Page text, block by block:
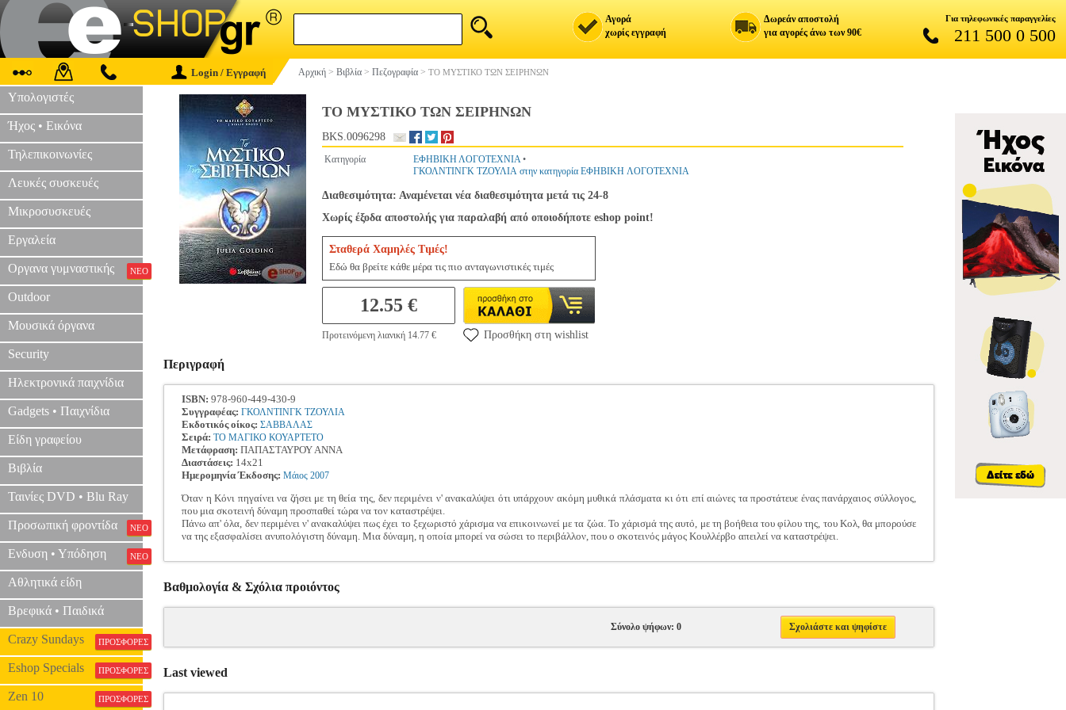
Αγορά
χωρίς εγγραφή
Δωρεάν αποστολή
για αγορές άνω των 90€
Για τηλεφωνικές παραγγελίες
211 500 0 500
Login / Εγγραφή Αρχική > Βιβλία > Πεζογραφία > ΤΟ ΜΥΣΤΙΚΟ ΤΩΝ ΣΕΙΡΗΝΩΝ
Υπολογιστές
Ήχος • Εικόνα
Τηλεπικοινωνίες
Λευκές συσκευές
Μικροσυσκευές
Εργαλεία
Οργανα γυμναστικής ΝΕΟ
Outdoor
Μουσικά όργανα
Security
Ηλεκτρονικά παιχνίδια
Gadgets • Παιχνίδια
Είδη γραφείου
Βιβλία
Ταινίες DVD • Blu Ray
Προσωπική φροντίδα ΝΕΟ
Ενδυση • Υπόδηση ΝΕΟ
Αθλητικά είδη
Βρεφικά • Παιδικά
Crazy Sundays ΠΡΟΣΦΟΡΕΣ
Eshop Specials ΠΡΟΣΦΟΡΕΣ
Zen 10 ΠΡΟΣΦΟΡΕΣ
ΤΟ ΜΥΣΤΙΚΟ ΤΩΝ ΣΕΙΡΗΝΩΝ
BKS.0096298
Κατηγορία ΕΦΗΒΙΚΗ ΛΟΓΟΤΕΧΝΙΑ•
ΓΚΟΛΝΤΙΝΓΚ ΤΖΟΥΛΙΑ στην κατηγορία ΕΦΗΒΙΚΗ ΛΟΓΟΤΕΧΝΙΑ
Διαθεσιμότητα: Αναμένεται νέα διαθεσιμότητα μετά τις 24-8
Χωρίς έξοδα αποστολής για παραλαβή από οποιοδήποτε eshop point!
Σταθερά Χαμηλές Τιμές!
Εδώ θα βρείτε κάθε μέρα τις πιο ανταγωνιστικές τιμές
12.55 €
Προτεινόμενη λιανική 14.77 € Προσθήκη στη wishlist
Περιγραφή
ISBN: 978-960-449-430-9
Συγγραφέας: ΓΚΟΛΝΤΙΝΓΚ ΤΖΟΥΛΙΑ
Εκδοτικός οίκος: ΣΑΒΒΑΛΑΣ
Σειρά: ΤΟ ΜΑΓΙΚΟ ΚΟΥΑΡΤΕΤΟ
Μετάφραση: ΠΑΠΑΣΤΑΥΡΟΥ ΑΝΝΑ
Διαστάσεις: 14x21
Ημερομηνία Έκδοσης: Μάιος 2007
Όταν η Κόνι πηγαίνει να ζήσει με τη θεία της, δεν περιμένει ν' ανακαλύψει ότι υπάρχουν ακόμη μυθικά πλάσματα κι ότι επί αιώνες τα προστάτευε ένας πανάρχαιος σύλλογος,
που μια σκοτεινή δύναμη προσπαθεί τώρα να τον καταστρέψει.
Πάνω απ' όλα, δεν περιμένει ν' ανακαλύψει πως έχει το ξεχωριστό χάρισμα να επικοινωνεί με τα ζώα. Το χάρισμά της αυτό, με τη βοήθεια του φίλου της, του Κολ, θα μπορούσε
να της εξασφαλίσει ανυπολόγιστη δύναμη. Μια δύναμη, η οποία μπορεί να σώσει το περιβάλλον, που ο σκοτεινός μάγος Κουλλέρβο απειλεί να καταστρέψει.
Βαθμολογία & Σχόλια προιόντος
Σύνολο ψήφων: 0 Σχολιάστε και ψηφίστε
Last viewed